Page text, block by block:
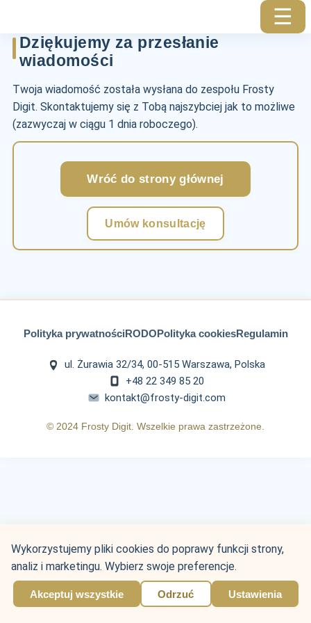
☰
Dziękujemy za przesłanie
wiadomości
Twoja wiadomość została wysłana do zespołu Frosty
Digit. Skontaktujemy się z Tobą najszybciej jak to możliwe
(zazwyczaj w ciągu 1 dnia roboczego).
Wróć do strony głównej
Umów konsultację
Polityka prywatnościRODOPolityka cookiesRegulamin
ul. Żurawia 32/34, 00-515 Warszawa, Polska
+48 22 349 85 20
kontakt@frosty-digit.com
© 2024 Frosty Digit. Wszelkie prawa zastrzeżone.
Wykorzystujemy pliki cookies do poprawy funkcji strony,
analiz i marketingu. Wybierz swoje preferencje.
Akceptuj wszystkie Odrzuć Ustawienia